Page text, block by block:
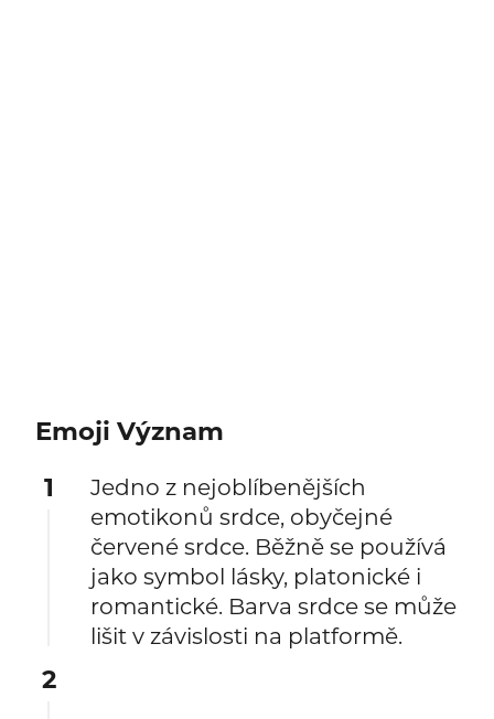
Emoji Význam
1
Jedno z nejoblíbenějších
emotikonů srdce, obyčejné
červené srdce. Běžně se používá
jako symbol lásky, platonické i
romantické. Barva srdce se může
lišit v závislosti na platformě.
2